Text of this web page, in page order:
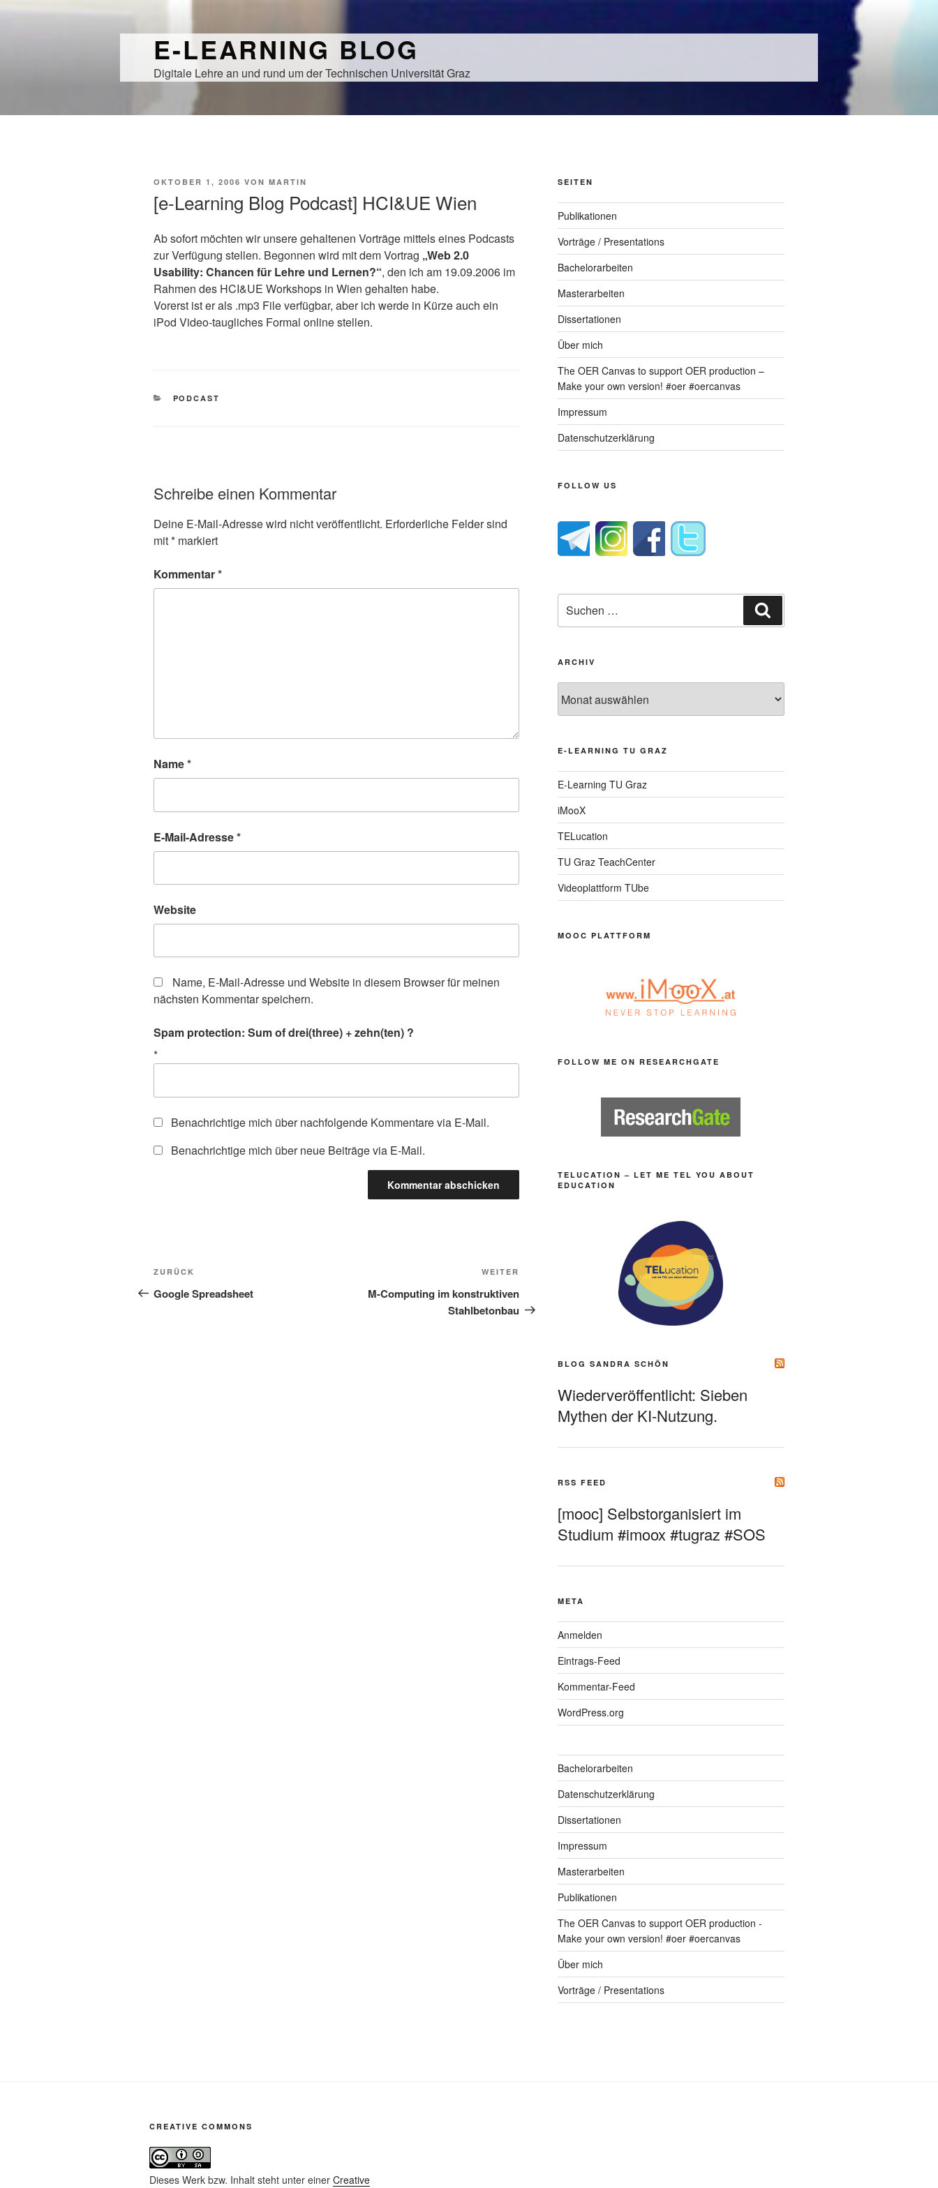
E-LEARNING BLOG
Digitale Lehre an und rund um der Technischen Universität Graz
VERÖFFENTLICHT
OKTOBER 1, 2006 VON MARTIN
[e-Learning Blog Podcast] HCI&UE Wien
Ab sofort möchten wir unsere gehaltenen Vorträge mittels eines Podcasts
zur Verfügung stellen. Begonnen wird mit dem Vortrag „Web 2.0
Usability: Chancen für Lehre und Lernen?“, den ich am 19.09.2006 im
Rahmen des HCI&UE Workshops in Wien gehalten habe.
Vorerst ist er als .mp3 File verfügbar, aber ich werde in Kürze auch ein
iPod Video-taugliches Formal online stellen.
KATEGORIEN
PODCAST
Schreibe einen Kommentar
Deine E-Mail-Adresse wird nicht veröffentlicht. Erforderliche Felder sind
mit* markiert
Kommentar*
Name*
E-Mail-Adresse*
Website
Name, E-Mail-Adresse und Website in diesem Browser für meinen
nächsten Kommentar speichern.
Spam protection: Sum of drei(three) + zehn(ten) ?
*
Benachrichtige mich über nachfolgende Kommentare via E-Mail.
Benachrichtige mich über neue Beiträge via E-Mail.
Beitragsnavigation
Vorheriger
Beitrag
ZURÜCK
Google Spreadsheet
Beitrag
WEITER
M-Computing im konstruktiven
Stahlbetonbau
SEITEN
Publikationen
Vorträge / Presentations
Bachelorarbeiten
Masterarbeiten
Dissertationen
Über mich
The OER Canvas to support OER production –
Make your own version! #oer #oercanvas
Impressum
Datenschutzerklärung
FOLLOW US
nach:
ARCHIV
E-LEARNING TU GRAZ
E-Learning TU Graz
iMooX
TELucation
TU Graz TeachCenter
Videoplattform TUbe
MOOC PLATTFORM
FOLLOW ME ON RESEARCHGATE
TELUCATION – LET ME TEL YOU ABOUT
EDUCATION
BLOG SANDRA SCHÖN
Wiederveröffentlicht: Sieben
Mythen der KI-Nutzung.
RSS FEED
[mooc] Selbstorganisiert im
Studium #imoox #tugraz #SOS
META
Anmelden
Eintrags-Feed
Kommentar-Feed
WordPress.org
Bachelorarbeiten
Datenschutzerklärung
Dissertationen
Impressum
Masterarbeiten
Publikationen
The OER Canvas to support OER production -
Make your own version! #oer #oercanvas
Über mich
Vorträge / Presentations
CREATIVE COMMONS
Dieses Werk bzw. Inhalt steht unter einer Creative